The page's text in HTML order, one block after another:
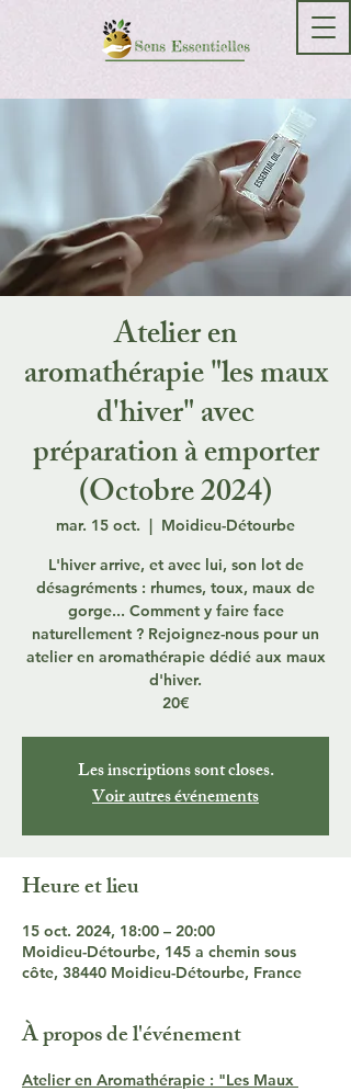
Atelier en
aromathérapie "les maux
d'hiver" avec
préparation à emporter
(Octobre 2024)
mar. 15 oct.
  |
Moidieu-Détourbe
L'hiver arrive, et avec lui, son lot de
désagréments : rhumes, toux, maux de
gorge... Comment y faire face
naturellement ? Rejoignez-nous pour un
atelier en aromathérapie dédié aux maux
d'hiver.
20€
Les inscriptions sont closes.
Voir autres événements
Heure et lieu
15 oct. 2024, 18:00 – 20:00
Moidieu-Détourbe, 145 a chemin sous
côte, 38440 Moidieu-Détourbe, France
À propos de l'événement
Atelier en Aromathérapie : "Les Maux